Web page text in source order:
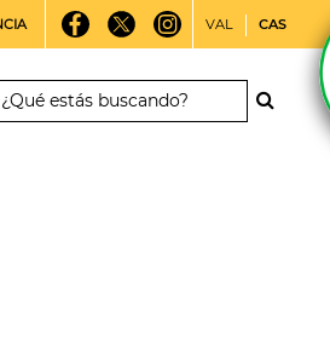
VAL CAS